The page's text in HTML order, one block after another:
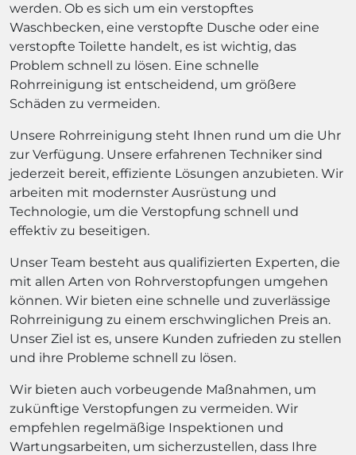
werden. Ob es sich um ein verstopftes
Waschbecken, eine verstopfte Dusche oder eine
verstopfte Toilette handelt, es ist wichtig, das
Problem schnell zu lösen. Eine schnelle
Rohrreinigung ist entscheidend, um größere
Schäden zu vermeiden.
Unsere Rohrreinigung steht Ihnen rund um die Uhr
zur Verfügung. Unsere erfahrenen Techniker sind
jederzeit bereit, effiziente Lösungen anzubieten. Wir
arbeiten mit modernster Ausrüstung und
Technologie, um die Verstopfung schnell und
effektiv zu beseitigen.
Unser Team besteht aus qualifizierten Experten, die
mit allen Arten von Rohrverstopfungen umgehen
können. Wir bieten eine schnelle und zuverlässige
Rohrreinigung zu einem erschwinglichen Preis an.
Unser Ziel ist es, unsere Kunden zufrieden zu stellen
und ihre Probleme schnell zu lösen.
Wir bieten auch vorbeugende Maßnahmen, um
zukünftige Verstopfungen zu vermeiden. Wir
empfehlen regelmäßige Inspektionen und
Wartungsarbeiten, um sicherzustellen, dass Ihre